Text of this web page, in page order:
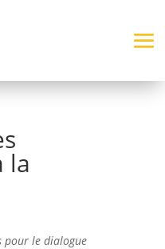
la
pour le dialogue